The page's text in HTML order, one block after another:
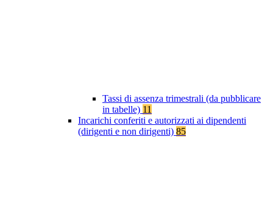
Tassi di assenza trimestrali (da pubblicare
in tabelle) 11
Incarichi conferiti e autorizzati ai dipendenti
(dirigenti e non dirigenti) 85